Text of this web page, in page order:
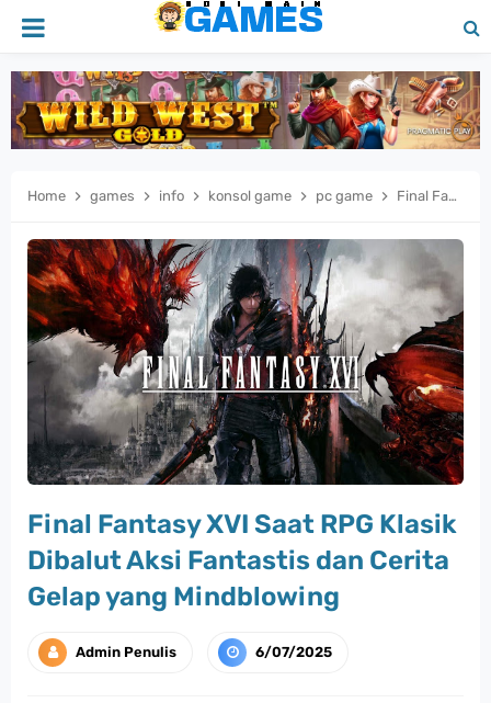
Home games info konsol game pc game Final Fantasy XVI Saat RPG Klasik Dibalut Aksi Fantastis dan Cerita Gelap yang Mindblowing
Final Fantasy XVI Saat RPG Klasik
Dibalut Aksi Fantastis dan Cerita
Gelap yang Mindblowing
Admin Penulis 6/07/2025